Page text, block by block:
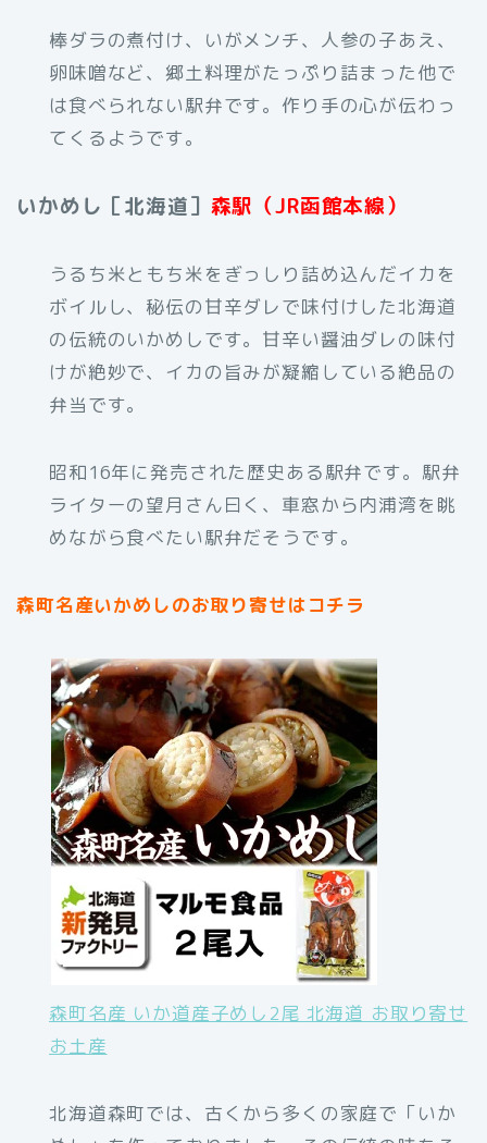
棒ダラの煮付け、いがメンチ、人参の子あえ、
卵味噌など、郷土料理がたっぷり詰まった他で
は食べられない駅弁です。作り手の心が伝わっ
てくるようです。
いかめし［北海道］ 森駅（JR函館本線）
うるち米ともち米をぎっしり詰め込んだイカを
ボイルし、秘伝の甘辛ダレで味付けした北海道
の伝統のいかめしです。甘辛い醤油ダレの味付
けが絶妙で、イカの旨みが凝縮している絶品の
弁当です。
昭和16年に発売された歴史ある駅弁です。駅弁
ライターの望月さん曰く、車窓から内浦湾を眺
めながら食べたい駅弁だそうです。
森町名産いかめしのお取り寄せはコチラ
森町名産 いか道産子めし2尾 北海道 お取り寄せ
お土産
北海道森町では、古くから多くの家庭で「いか